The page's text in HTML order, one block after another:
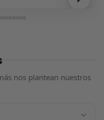
nos plantean nuestros